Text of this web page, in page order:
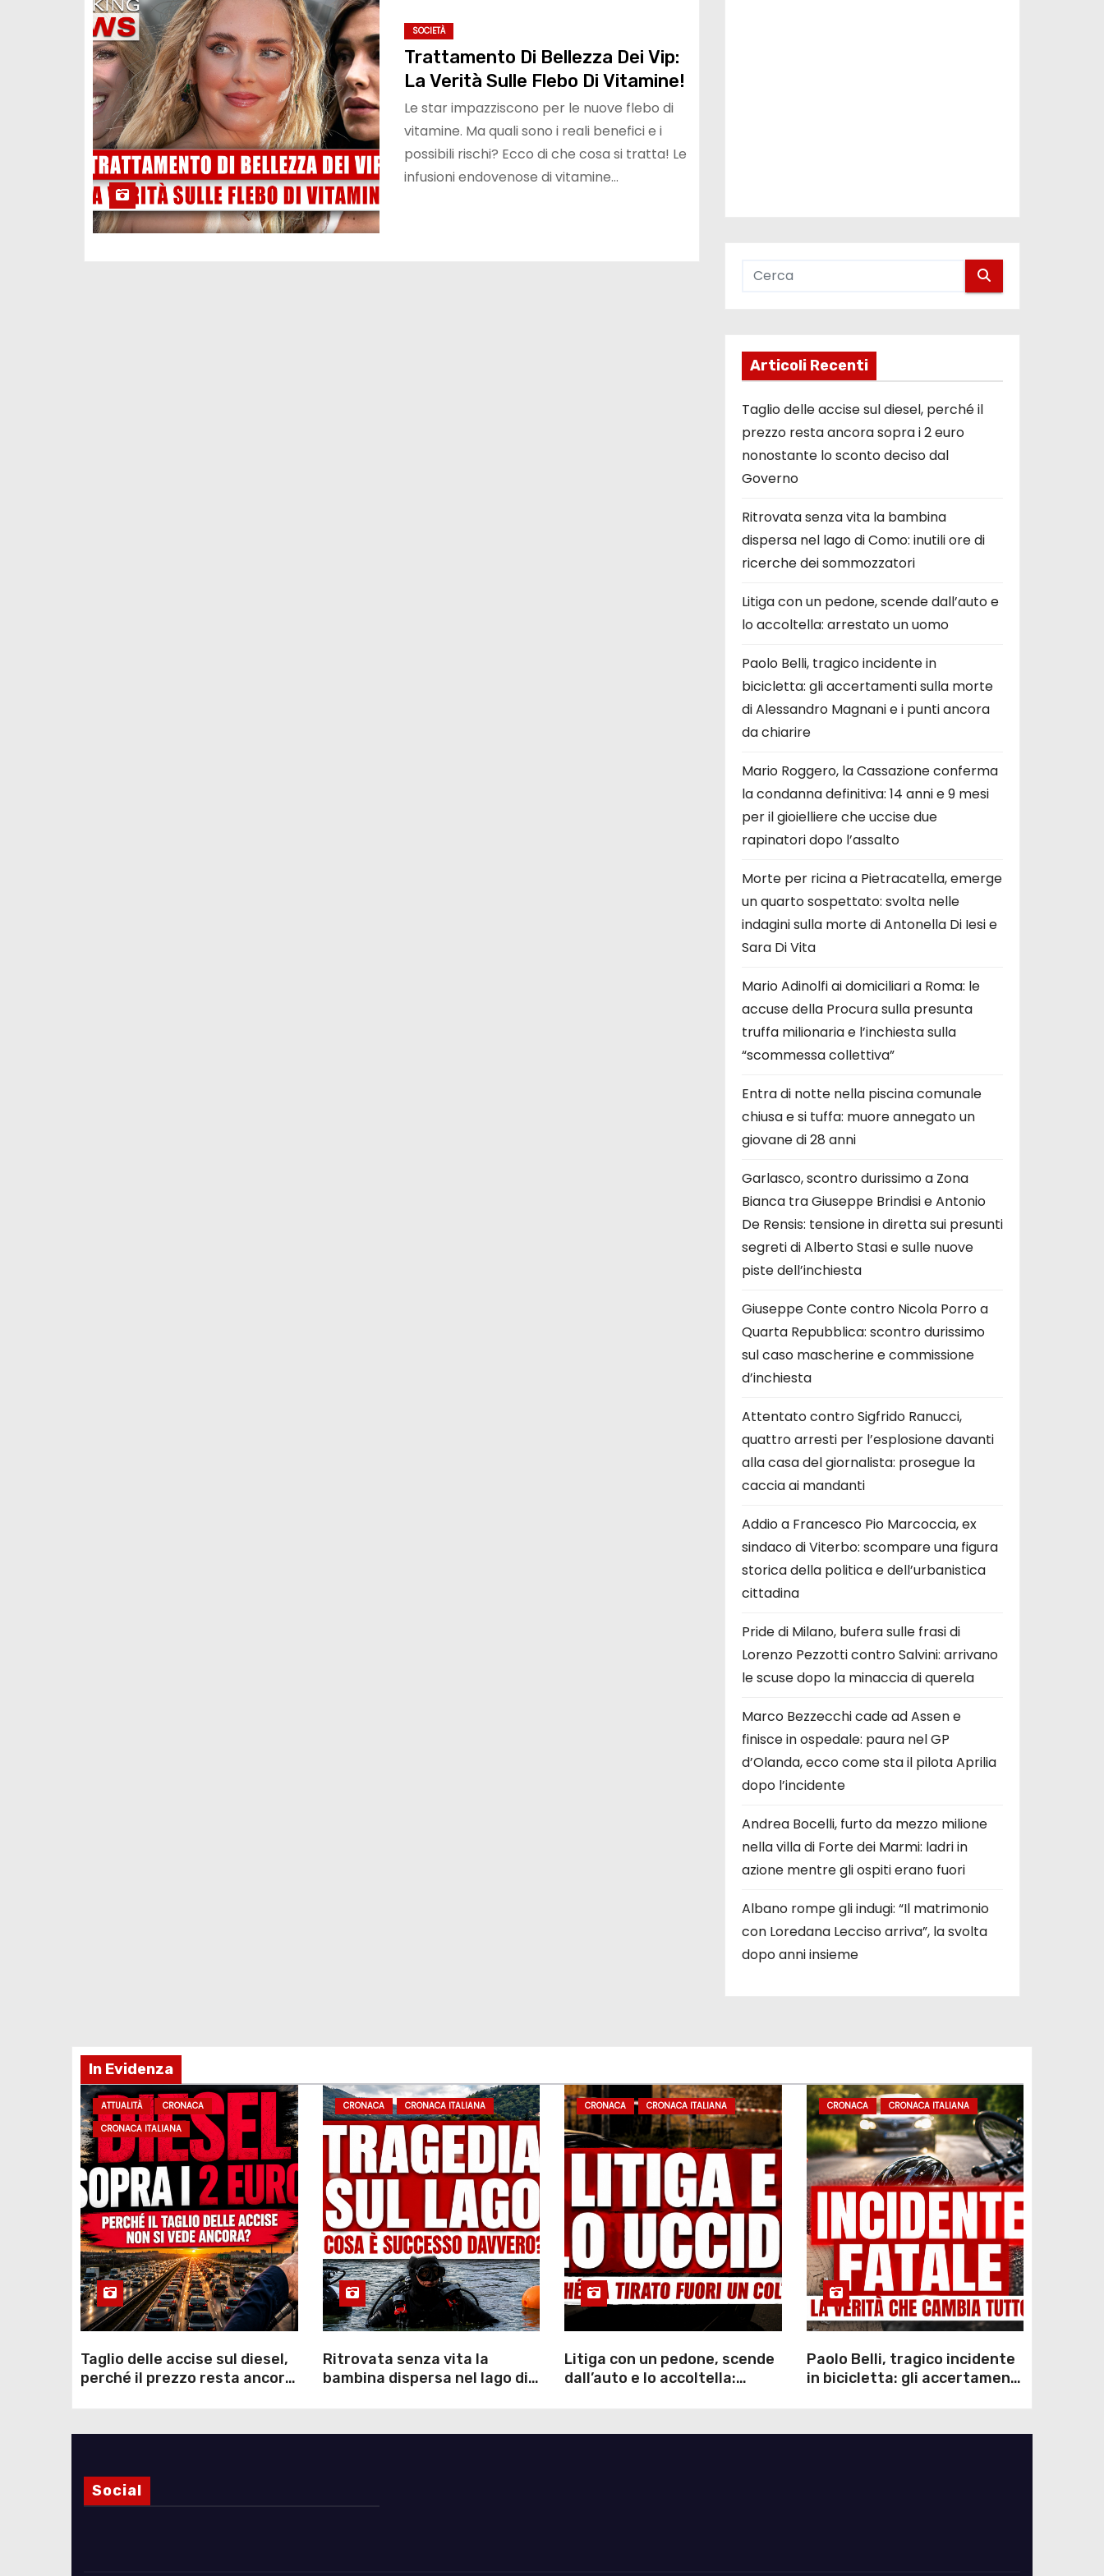
SOCIETÀ
Trattamento Di Bellezza Dei Vip:
La Verità Sulle Flebo Di Vitamine!
Le star impazziscono per le nuove flebo di
vitamine. Ma quali sono i reali benefici e i
possibili rischi? Ecco di che cosa si tratta! Le
infusioni endovenose di vitamine…
Articoli Recenti
Taglio delle accise sul diesel, perché il
prezzo resta ancora sopra i 2 euro
nonostante lo sconto deciso dal
Governo
Ritrovata senza vita la bambina
dispersa nel lago di Como: inutili ore di
ricerche dei sommozzatori
Litiga con un pedone, scende dall’auto e
lo accoltella: arrestato un uomo
Paolo Belli, tragico incidente in
bicicletta: gli accertamenti sulla morte
di Alessandro Magnani e i punti ancora
da chiarire
Mario Roggero, la Cassazione conferma
la condanna definitiva: 14 anni e 9 mesi
per il gioielliere che uccise due
rapinatori dopo l’assalto
Morte per ricina a Pietracatella, emerge
un quarto sospettato: svolta nelle
indagini sulla morte di Antonella Di Iesi e
Sara Di Vita
Mario Adinolfi ai domiciliari a Roma: le
accuse della Procura sulla presunta
truffa milionaria e l’inchiesta sulla
“scommessa collettiva”
Entra di notte nella piscina comunale
chiusa e si tuffa: muore annegato un
giovane di 28 anni
Garlasco, scontro durissimo a Zona
Bianca tra Giuseppe Brindisi e Antonio
De Rensis: tensione in diretta sui presunti
segreti di Alberto Stasi e sulle nuove
piste dell’inchiesta
Giuseppe Conte contro Nicola Porro a
Quarta Repubblica: scontro durissimo
sul caso mascherine e commissione
d’inchiesta
Attentato contro Sigfrido Ranucci,
quattro arresti per l’esplosione davanti
alla casa del giornalista: prosegue la
caccia ai mandanti
Addio a Francesco Pio Marcoccia, ex
sindaco di Viterbo: scompare una figura
storica della politica e dell’urbanistica
cittadina
Pride di Milano, bufera sulle frasi di
Lorenzo Pezzotti contro Salvini: arrivano
le scuse dopo la minaccia di querela
Marco Bezzecchi cade ad Assen e
finisce in ospedale: paura nel GP
d’Olanda, ecco come sta il pilota Aprilia
dopo l’incidente
Andrea Bocelli, furto da mezzo milione
nella villa di Forte dei Marmi: ladri in
azione mentre gli ospiti erano fuori
Albano rompe gli indugi: “Il matrimonio
con Loredana Lecciso arriva”, la svolta
dopo anni insieme
In Evidenza
ATTUALITÀ
CRONACA
CRONACA ITALIANA
Taglio delle accise sul diesel,
perché il prezzo resta ancora
CRONACA CRONACA ITALIANA
Ritrovata senza vita la
bambina dispersa nel lago di
CRONACA CRONACA ITALIANA
Litiga con un pedone, scende
dall’auto e lo accoltella:
CRONACA CRONACA ITALIANA
Paolo Belli, tragico incidente
in bicicletta: gli accertamenti
chiarire
Social